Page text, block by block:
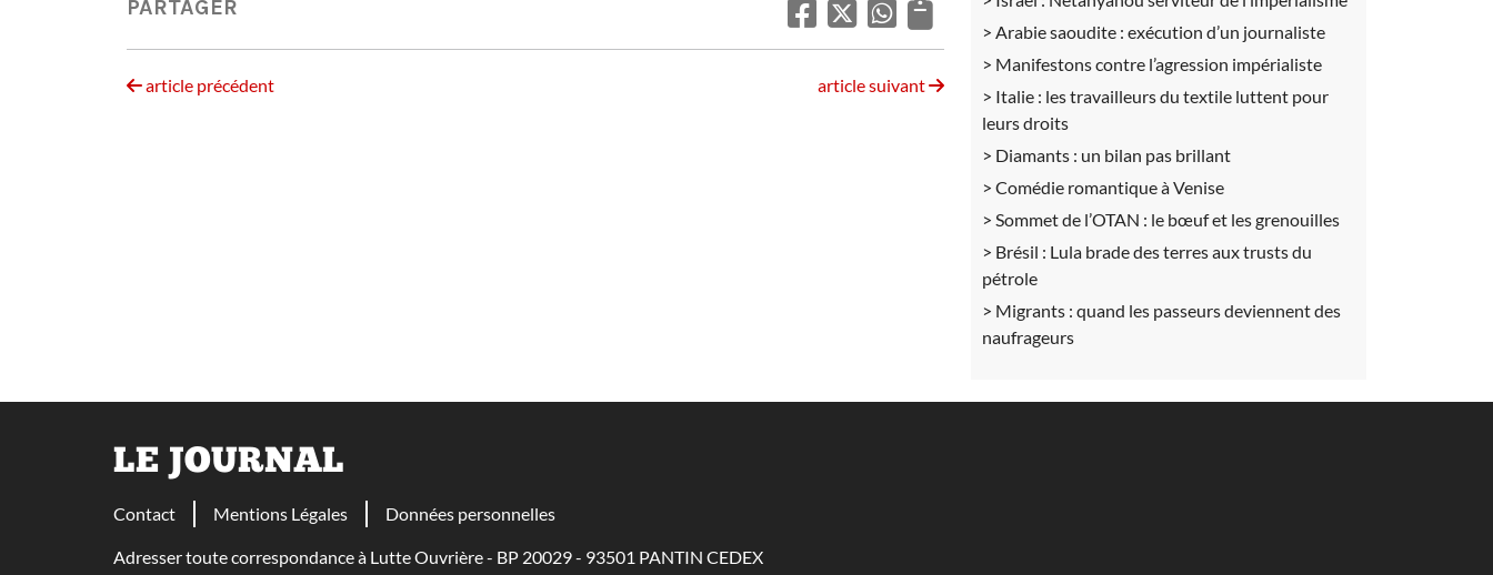
PARTAGER
article précédent article suivant
Arabie saoudite : exécution d’un journaliste
Manifestons contre l’agression impérialiste
Italie : les travailleurs du textile luttent pour
leurs droits
Diamants : un bilan pas brillant
Comédie romantique à Venise
Sommet de l’OTAN : le bœuf et les grenouilles
Brésil : Lula brade des terres aux trusts du
pétrole
Migrants : quand les passeurs deviennent des
naufrageurs
LE JOURNAL
Contact Mentions Légales Données personnelles
Adresser toute correspondance à Lutte Ouvrière - BP 20029 - 93501 PANTIN CEDEX